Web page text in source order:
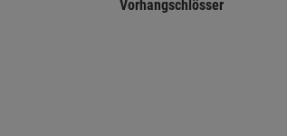
Vorhangschlösser